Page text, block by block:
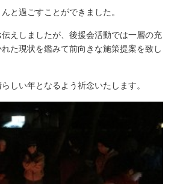
と過ごすことができました。
えしましたが、後援会活動では一層の充
た現状を鑑みて前向きな施策提案を致し
しい年となるよう祈念いたします。